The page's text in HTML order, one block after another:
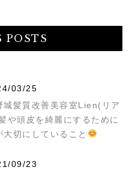
POSTS
03/25
城髪質改善美容室Lien(リア
や頭皮を綺麗にするために
大切にしていること
09/23